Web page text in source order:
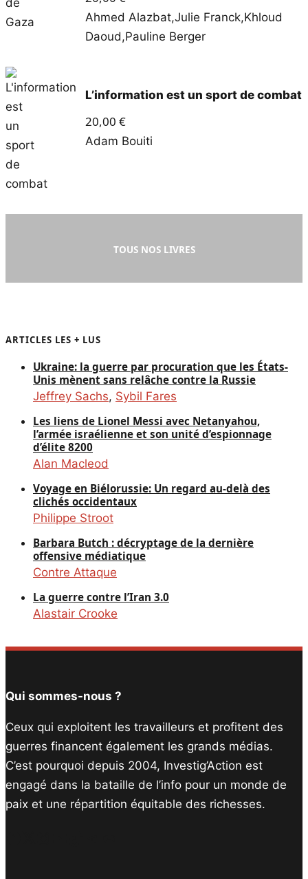
Ahmed Alazbat,Julie Franck,Khloud
Daoud,Pauline Berger
L’information est un sport de combat
20,00 €
Adam Bouiti
TOUS NOS LIVRES
ARTICLES LES + LUS
Ukraine: la guerre par procuration que les États-
Unis mènent sans relâche contre la Russie
Jeffrey Sachs, Sybil Fares
Les liens de Lionel Messi avec Netanyahou,
l’armée israélienne et son unité d’espionnage
d’élite 8200
Alan Macleod
Voyage en Biélorussie: Un regard au-delà des
clichés occidentaux
Philippe Stroot
Barbara Butch : décryptage de la dernière
offensive médiatique
Contre Attaque
La guerre contre l’Iran 3.0
Alastair Crooke
Qui sommes-nous ?
Ceux qui exploitent les travailleurs et profitent des
guerres financent également les grands médias.
C’est pourquoi depuis 2004, Investig’Action est
engagé dans la bataille de l’info pour un monde de
paix et une répartition équitable des richesses.